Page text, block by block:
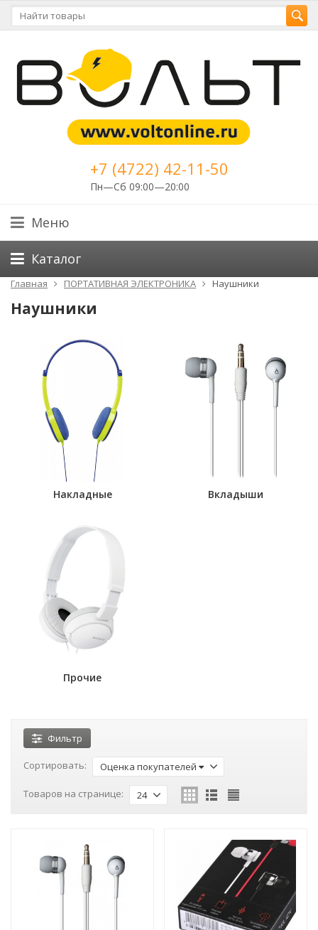
+7 (4722) 42-11-50
Пн—Сб 09:00—20:00
Меню
Каталог
Главная ПОРТАТИВНАЯ ЭЛЕКТРОНИКА Наушники
Наушники
Накладные Вкладыши
Прочие
Фильтр
Сортировать: Оценка покупателей
Товаров на странице: 24